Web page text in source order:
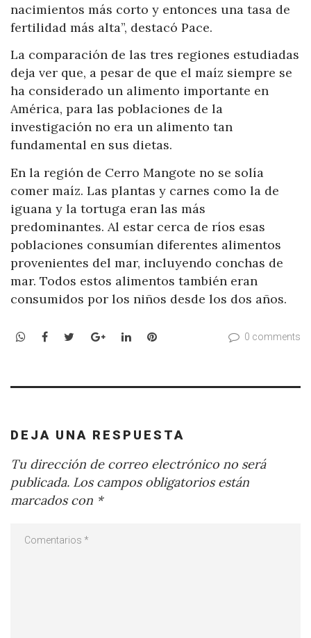
nacimientos más corto y entonces una tasa de
fertilidad más alta”, destacó Pace.
La comparación de las tres regiones estudiadas
deja ver que, a pesar de que el maíz siempre se
ha considerado un alimento importante en
América, para las poblaciones de la
investigación no era un alimento tan
fundamental en sus dietas.
En la región de Cerro Mangote no se solía
comer maíz. Las plantas y carnes como la de
iguana y la tortuga eran las más
predominantes. Al estar cerca de ríos esas
poblaciones consumían diferentes alimentos
provenientes del mar, incluyendo conchas de
mar. Todos estos alimentos también eran
consumidos por los niños desde los dos años.
WhatsApp
Facebook
TwitterGoogle+LinkedInPinterest 0 comments
DEJA UNA RESPUESTA
Tu dirección de correo electrónico no será
publicada. Los campos obligatorios están
marcados con *